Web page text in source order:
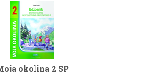
– računarska tehnika
usluge
okolina 2 SP